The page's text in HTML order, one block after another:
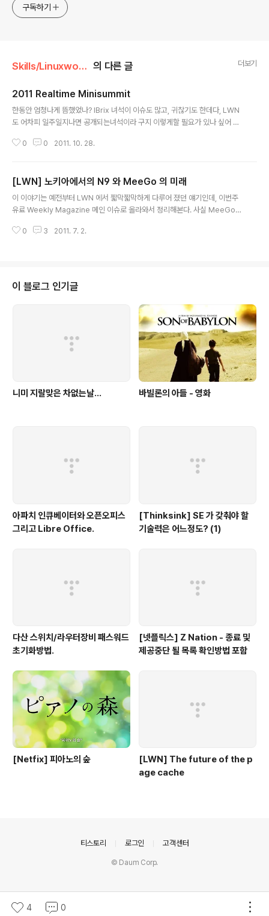
구독하기
Skills/Linuxworld 의 다른 글 더보기
2011 Realtime Minisummit
한동안 엄청나게 뜸했었나? IBrix 녀석이 이슈도 많고, 귀찮기도 한데다, LWN
도 어차피 일주일지나면 공개되는녀석이라 구지 이렇게할 필요가 있나 싶어 패
단 2011년 RT Minisummit 이 10월 22일 프라하 ( Prague 라는데 영어식
me (이하 RT) 개발자들 관련하여 워크샵처럼 소규모로 모여 회의하는건가본
데, 회의 내용은 다음과 같다. 1. Per-CPU data 2. Software interrupts 3.
Ups..
0 0 2011. 10. 28.
[LWN] 노키아에서의 N9 와 MeeGo 의 미래
이 이야기는 예전부터 LWN 에서 짧막짧막하게 다루어 졌던 얘기인데, 이번주
유료 Weekly Magazine 메인 이슈로 올라와서 정리해본다. 사실 MeeGo
아가 MS 와의 긴밀한 사업적 관계를 꾀하려 운영방식에 변화를 일으킨 덕분에,
만, 기사에 따르면 MeeGo (이하 한글로 '미고' 라고 하겠음) 는 초기 핸드셋 업
체가 없었던 탓에 다른 모바일OS 들에 비해 부드러운 분위기로 작업이 이루어
0 3 2011. 7. 2.
이 블로그 인기글
니미 지랄맞은 차없는날... 바빌론의 아들 - 영화
아파치 인큐베이터와 오픈오피스
그리고 Libre Office.
[Thinksink] SE 가 갖춰야 할
기술력은 어느정도? (1)
다산 스위치/라우터장비 패스워드
초기화방법.
[넷플릭스] Z Nation - 종료 및
제공중단 될 목록 확인방법 포함
[Netfix] 피아노의 숲
[LWN] The future of the p
age cache
4 0
티스토리 로그인 고객센터
© Daum Corp.